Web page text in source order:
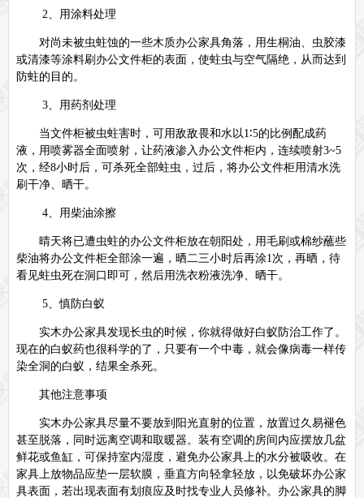
联系北琛深圳办公家具厂
申请友情链接
2 、用涂料处理
对尚未被虫蛀蚀的一些木质办公家具角落，用生桐油、虫胶漆
或清漆等涂料刷办公文件柜的表面，使蛀虫与空气隔绝，从而达到
防蛀的目的。
3、用药剂处理
当文件柜被虫蛀害时，可用敌敌畏和水以 1 ∶5的比例配成药
液，用喷雾器全面喷射，让药液渗入办公文件柜内，连续喷射3~5
次，经8小时后，可杀死全部蛀虫，过后，将办公文件柜用清水洗
刷干净、晒干。
4、用柴油涂擦
晴天将已遭虫蛀的办公文件柜放在朝阳处，用毛刷或棉纱蘸些
柴油将办公文件柜全部涂一遍，晒二三小时后再涂1 次，再晒，待
看见蛀虫死在洞口即可，然后用洗衣粉液洗净、晒干。
5、慎防白蚁
实木办公家具发现长虫的时候，你就得做好白蚁防治工作了。
现在的白蚁药也很科学的了，只要有一个中毒，就会像病毒一样传
染全洞的白蚁，结果全杀死。
其他注意事项
实木办公家具尽量不要放到阳光直射的位置，放置过久易褪色
甚至脱落，同时远离空调和取暖器。装有空调的房间内应摆放几盆
鲜花或鱼缸，可保持室内湿度，避免办公家具上的水分被吸收。在
家具上放物品应垫一层软膜，垂直方向轻拿轻放，以免破坏办公家
具表面，若出现表面有划痕应及时找专业人员修补。办公家具的脚